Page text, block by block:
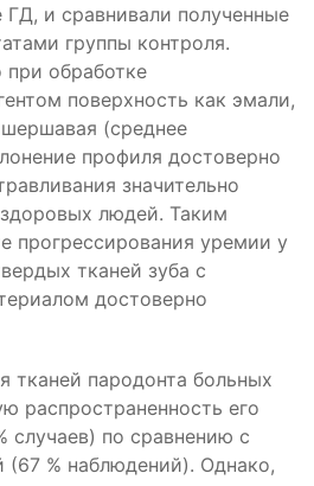
и сравнивали полученные
группы контроля.
обработке
поверхность как эмали,
(среднее
профиля достоверно
значительно
людей. Таким
прогрессирования уремии у
тканей зуба с
достоверно
тканей пародонта больных
распространенность его
случаев) по сравнению с
(67 % наблюдений). Однако,